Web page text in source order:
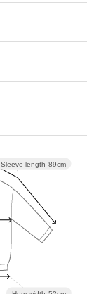
Sleeve length 89cm